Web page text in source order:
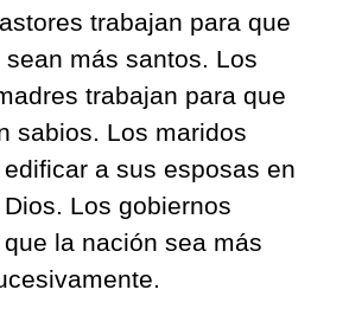
trabajan para que
más santos. Los
trabajan para que
sabios. Los maridos
a sus esposas en
Los gobiernos
la nación sea más